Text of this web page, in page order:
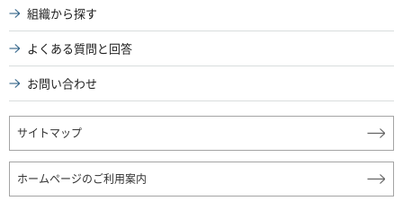
組織から探す
よくある質問と回答
お問い合わせ
サイトマップ
ホームページのご利用案内